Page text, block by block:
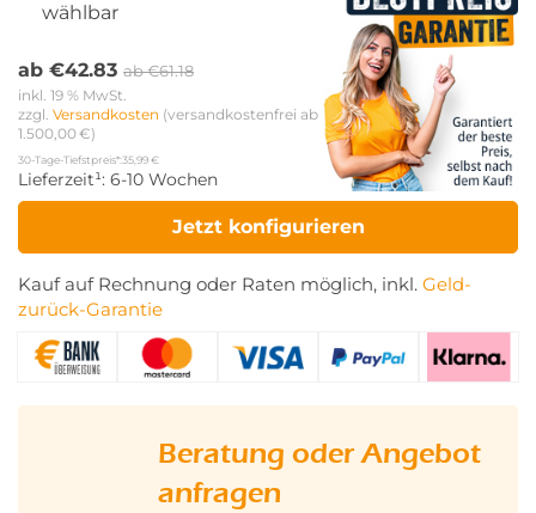
wählbar
ab €42.83 ab€61.18
inkl. 19 % MwSt.
zzgl. Versandkosten (versandkostenfrei ab
1.500,00 €)
Lieferzeit¹: 6-10 Wochen
Jetzt konfigurieren
Kauf auf Rechnung oder Raten möglich, inkl. Geld-
zurück-Garantie
Beratung oder Angebot
anfragen
30-Tage-Tiefstpreis*:35,99 €